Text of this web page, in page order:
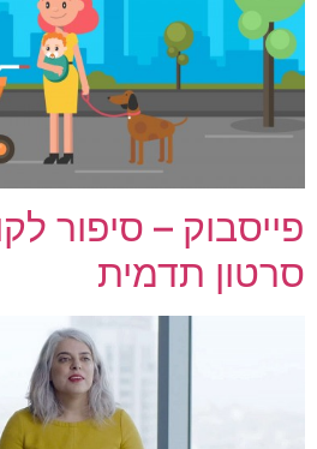
פייסבוק – סיפור
סרטון תדמית